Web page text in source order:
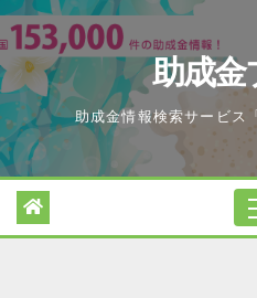
Skip
to
content
助成金
助成金情報検索サービス